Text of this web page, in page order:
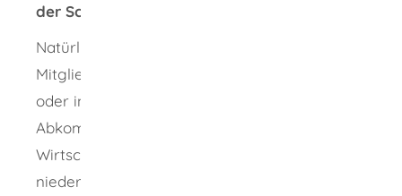
der Schweiz
Natürliche Personen, die in einem anderen
Mitgliedstaat der Europäischen Union (EU)
oder in einem anderen Vertragsstaat des
Abkommens über den Europäischen
Wirtschaftsraum (EWR) oder der Schweiz
niedergelassen sind und dort Aufgaben im